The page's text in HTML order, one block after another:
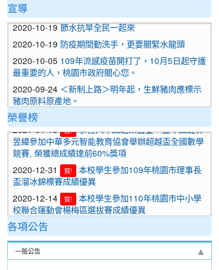
宣導
2020-10-19節水抗旱全民一起來
2020-10-19 防疫期間勤洗手，更要關緊水龍頭
2020-10-05 109年流感疫苗開打了，10月5日起守護
最重要的人，桃園市政府關心您。
2020-09-24 ＜新制上路＞明年起，生鮮豬肉應標示
豬肉原料原產地。
2020-09-24
原料原產地。
2020-09-24＜新制上路＞明年起，貢丸水餃等應標
示豬肉原料原產地
2020-09-09
重要
『109年國家防災日演習』地震速
報演練，臨震應變「趴下、掩護、穩住」
『Earthquake Disaster Drill』
2020-09-08 重要
車子在走，駕照要有。 交通部及
桃園市政府關心您！
2020-09-08 重要
停一下海闊天空，讓一下保百年
身。 交通部及桃園市政府關心您！
榮譽榜
2021-01-13 賀!
恭喜六年四班宋芸姿、五年四班林
昱緯參加中華多元智能教育協會舉辦超越盃全國數學
競賽, 榮獲總成績達前60%獎項
2020-12-31
賀!
本校學生參加109年桃園市理事長
盃溜冰錦標賽成績優異
2020-12-14
賀!
本校學生參加110年桃園市中小學
校聯合運動會楊梅區選拔賽成績優異
2020-12-10
園圍棋對抗賽 成績優異
2020-11-17
本校學生參加臺北市109年第38屆
中正盃溜冰錦標賽成績優異
各項公告
一般公告